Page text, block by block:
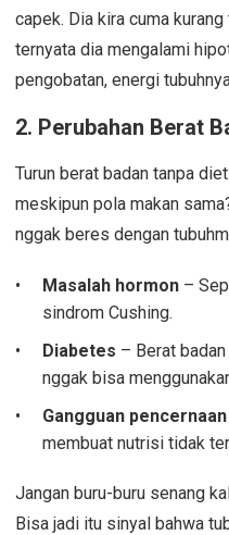
capek. Dia kira cuma
ternyata dia mengalami
pengobatan, energi
2. Perubahan Berat
Turun berat badan tanpa
meskipun pola makan
nggak beres dengan
Masalah hormon –
sindrom Cushing.
Diabetes – Berat
nggak bisa
Gangguan pencernaan
membuat nutrisi tidak
Jangan buru-buru senang
Bisa jadi itu sinyal bahwa